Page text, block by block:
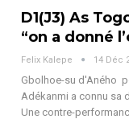
D1(J3) As
“on a donné
Felix Kalepe 14 Déc
Gbolhoe-su d'Aného
Adékanmi a connu sa
Une contre-